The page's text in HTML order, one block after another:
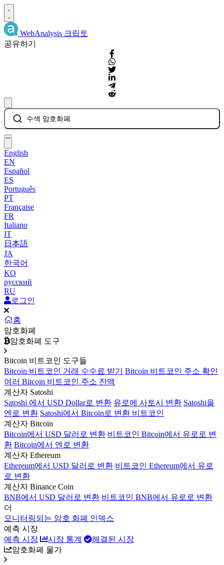
WebAnalysis 크립토
공유하기
수색 암호화폐
English
EN
Español
ES
Português
PT
Française
FR
Italiano
IT
日本語
JA
한국어
KO
русский
RU
로그인
홈
암호화폐
암호화폐 도구
Bitcoin 비트코인 도구들
Bitcoin 비트코인 거래 수수료 받기
Bitcoin 비트코인 주소 확인
여러 Bitcoin 비트코인 주소 잔액
계산자 Satoshi
Satoshi 에서 USD Dollar로 변환 유로에 사토시 변환 Satoshi을
엔로 변환 Satoshi에서 Bitcoin로 변환 비트코인
계산자 Bitcoin
Bitcoin에서 USD 달러로 변환 비트코인 Bitcoin에서 유로로 변
환 Bitcoin에서 엔로 변환
계산자 Ethereum
Ethereum에서 USD 달러로 변환 비트코인 Ethereum에서 유로
로 변환
계산자 Binance Coin
BNB에서 USD 달러로 변환 비트코인 BNB에서 유로로 변환
더
모니터링되는 암호 화폐 인덱스
예측 시장
예측 시장
시장 통계
해결된 시장
암호화폐 물가